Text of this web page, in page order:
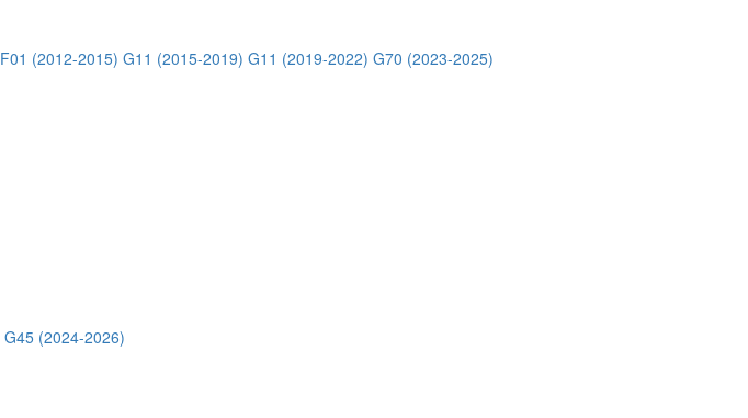
F01 (2012-2015) G11 (2015-2019) G11 (2019-2022) G70 (2023-2025)
G45 (2024-2026)